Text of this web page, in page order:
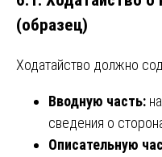
(образец)
Ходатайство должно
Вводную часть:
сведения о
Описательную